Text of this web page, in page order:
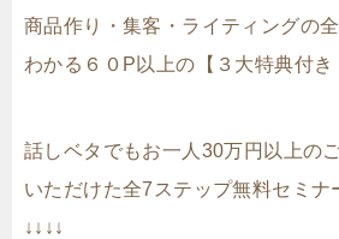
商品作り・集客・ライティングの
わかる６０P以上の【３大特典付き
話しベタでもお一人30万円以上の
いただけた全7ステップ無料セミナ
↓↓↓↓